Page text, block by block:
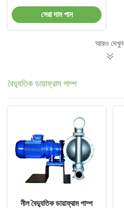
পর্যায় 2-4000m3/H
সেরা দাম পান
আরও দেখুন
বৈদ্যুতিক ডায়াফ্রাম পাম্প
নীল বৈদ্যুতিক ডায়াফ্রাম পাম্প